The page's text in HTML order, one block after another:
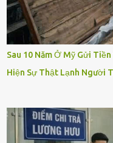
Sau 10 Năm Ở Mỹ Gửi
Hiện Sự Thật Lạnh Người